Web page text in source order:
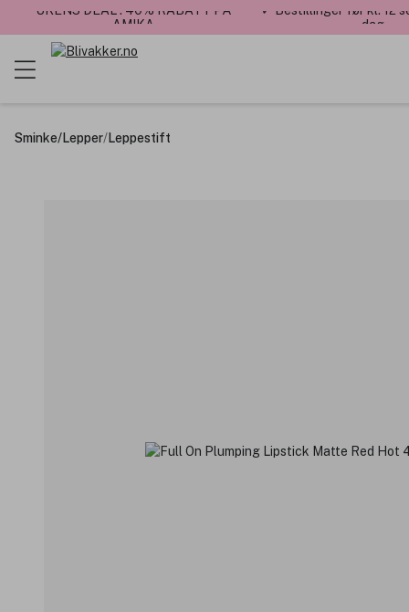
UKENS DEAL : 40% RABATT PÅ
AMIKA
✓ Bestillinger før kl. 12
dag
Sminke/Lepper/Leppestift